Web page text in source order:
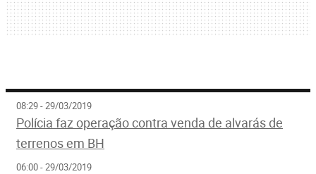
08:29 - 29/03/2019
Polícia faz operação contra venda de alvarás de
terrenos em BH
06:00 - 29/03/2019